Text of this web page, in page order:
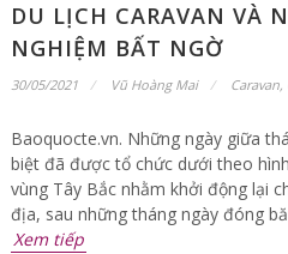
DU LỊCH CARAVAN VÀ
NGHIỆM BẤT NGỜ
30/05/2021 Vũ Hoàng Mai Caravan,
Baoquocte.vn. Những ngày giữa
biệt đã được tổ chức dưới theo
vùng Tây Bắc nhằm khởi động lại
địa, sau những tháng ngày đóng
Xem tiếp